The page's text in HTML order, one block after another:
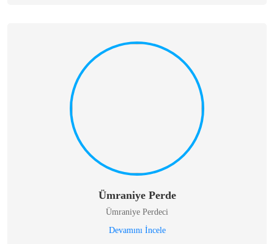
Ümraniye Perde
Ümraniye Perdeci
Devamını İncele